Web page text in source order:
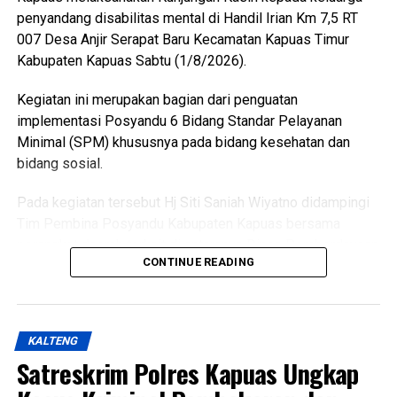
pendidikan dan pelatihan sebelum melaksanakan tugas
pengibaran dan penurunan Duplikat Bendera Pusaka pada
peringatan Hari Ulang Tahun Kemerdekaan Republik
Views: 16
Bagikan ke
WhatsApp Facebook 0
penyandang disabilitas mental di Handil Irian Km 7,5 RT
007 Desa Anjir Serapat Baru Kecamatan Kapuas Timur
Kabupaten Kapuas Sabtu (1/8/2026).
Kegiatan ini merupakan bagian dari penguatan
implementasi Posyandu 6 Bidang Standar Pelayanan
Minimal (SPM) khususnya pada bidang kesehatan dan
bidang sosial.
Pada kegiatan tersebut Hj Siti Saniah Wiyatno didampingi
perangkat daerah terkait di antaranya Dinas Pemberdayaan
Masyarakat dan Desa (DPMD) Dinas Kesehatan Dinas
Pengendalian Penduduk dan Keluarga Berencana
(P3APPKB) Dinas Sosial Pemerintah Kecamatan Kapuas
Timur Pemdes serta kader Posyandu.
Menurutnya kunjungan kasih ini merupakan bentuk
CONTINUE READING
KALTENG
Satreskrim Polres Kapuas Ungkap